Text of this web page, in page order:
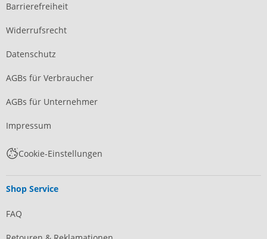
Barrierefreiheit
Widerrufsrecht
Datenschutz
AGBs für Verbraucher
AGBs für Unternehmer
Impressum
Cookie-Einstellungen
Shop Service
FAQ